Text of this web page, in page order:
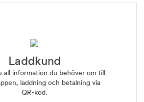
Laddkund
all information du behöver om till
laddning och betalning via
QR-kod.